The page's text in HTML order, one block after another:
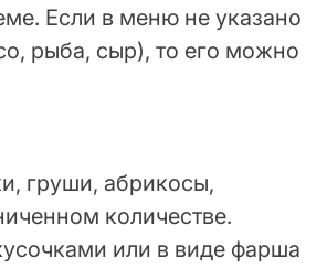
Если в меню не указано
рыба, сыр), то его можно
груши, абрикосы,
количестве.
или в виде фарша